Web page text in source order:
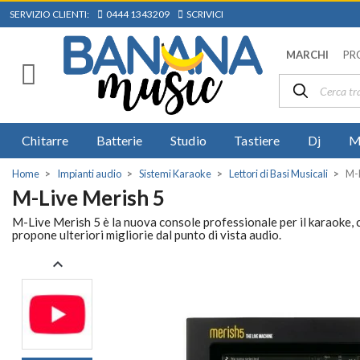
SERVIZIO CLIENTI: 0444 1343209 SCRIVICI
MARCHI
Chitarre Batterie Studio Tastiere Dj
Home Impianti audio Sistemi Karaoke Lettori di Basi Musicali M-
M-Live Merish 5
M-Live Merish 5 è la nuova console professionale per il
propone ulteriori migliorie dal punto di vista audio.
